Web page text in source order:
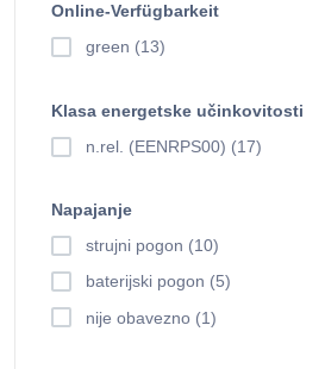
Online-Verfügbarkeit
green (13)
Klasa energetske učinkovitosti
n.rel. (EENRPS00) (17)
Napajanje
strujni pogon (10)
baterijski pogon (5)
nije obavezno (1)